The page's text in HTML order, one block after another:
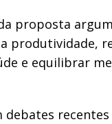
proposta
produtividade,
e equilibrar
debates